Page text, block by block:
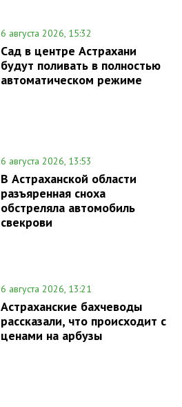
6 августа 2026, 15:32
Сад в центре Астрахани
будут поливать в полностью
автоматическом режиме
6 августа 2026, 13:53
В Астраханской области
разъяренная сноха
обстреляла автомобиль
свекрови
6 августа 2026, 13:21
Астраханские бахчеводы
рассказали, что происходит с
ценами на арбузы